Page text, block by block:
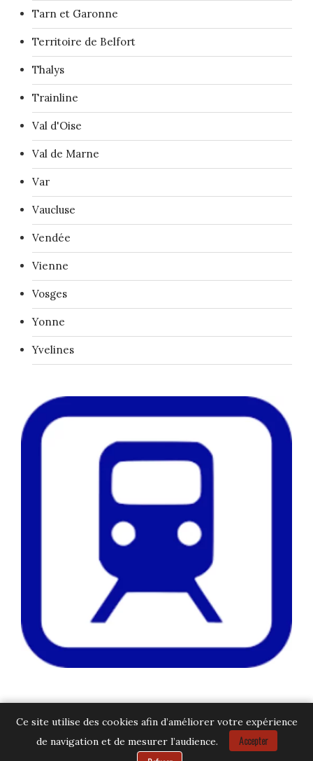
Tarn et Garonne
Territoire de Belfort
Thalys
Trainline
Val d'Oise
Val de Marne
Var
Vaucluse
Vendée
Vienne
Vosges
Yonne
Yvelines
Ce site utilise des cookies afin d’améliorer votre expérience
de navigation et de mesurer l’audience.
Accepter